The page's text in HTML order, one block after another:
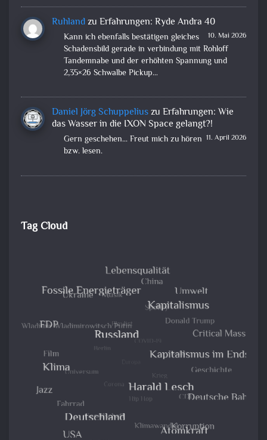
Ruhlandzu Erfahrungen: Ryde Andra 40
10. Mai 2026
Kann ich ebenfalls bestätigen gleiches
Schadensbild gerade in verbindung mit Rohloff
Tandemnabe und der erhöhten Spannung und
2,35×26 Schwalbe Pickup…
Daniel Jörg Schuppeliuszu Erfahrungen: Wie
das Wasser in die IXON Space gelangt?!
11. April 2026
Gern geschehen... Freut mich zu hören
bzw. lesen.
Tag Cloud